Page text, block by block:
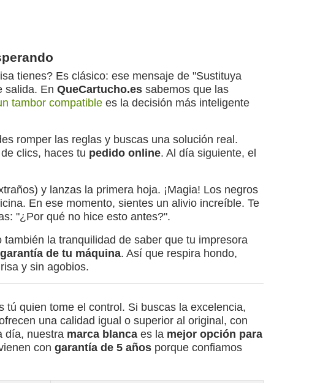
tienes? Es clásico: ese mensaje de "Sustituya
salida. En QueCartucho.es sabemos que las
tambor compatible es la decisión más inteligente
romper las reglas y buscas una solución real.
clics, haces tu pedido online. Al día siguiente, el
y lanzas la primera hoja. ¡Magia! Los negros
En ese momento, sientes un alivio increíble. Te
"¿Por qué no hice esto antes?".
también la tranquilidad de saber que tu impresora
de tu máquina. Así que respira hondo,
y sin agobios.
quien tome el control. Si buscas la excelencia,
una calidad igual o superior al original, con
día, nuestra marca blanca es la mejor opción para
con garantía de 5 años porque confiamos